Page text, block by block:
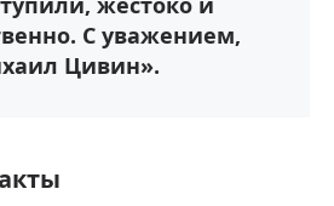
С уважением,
Цивин».